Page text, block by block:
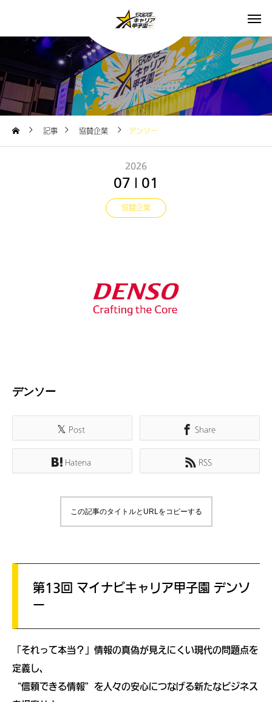
記事 協賛企業 デンソー
2026
07 01
協賛企業
デンソー
Post Share
Hatena RSS
この記事のタイトルとURLをコピーする
第13回 マイナビキャリア甲子園 デンソ
ー
「それって本当？」情報の真偽が見えにくい現代の問題点を
定義し、
“信頼できる情報”を人々の安心につなげる新たなビジネス